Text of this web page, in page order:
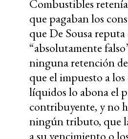
Combustibles
que pagaban los
que De Sousa
“absolutamente
ninguna retención
que el impuesto a
líquidos lo abona el
contribuyente, y no
ningún tributo, que